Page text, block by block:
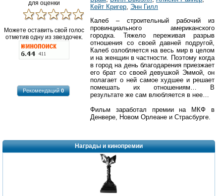
для оценки
Можете оставить свой голос
отметив одну из звездочек.
Рекомендаций0
Кейт Кригер Энн Гилл
Калеб – строительный рабочий из
провинциального американского
городка. Тяжело переживая разрыв
отношения со своей давней подругой,
Калеб озлобляется на весь мир в целом
и на женщин в частности. Поэтому когда
в город на день благодарения приезжает
его брат со своей девушкой Эммой, он
полагает о ней самое худшее и решает
помешать их отношениям… В
результате же сам влюбляется в нее…
Фильм заработал премии на МКФ в
Денвере, Новом Орлеане и Страсбурге.
Награды и кинопремии